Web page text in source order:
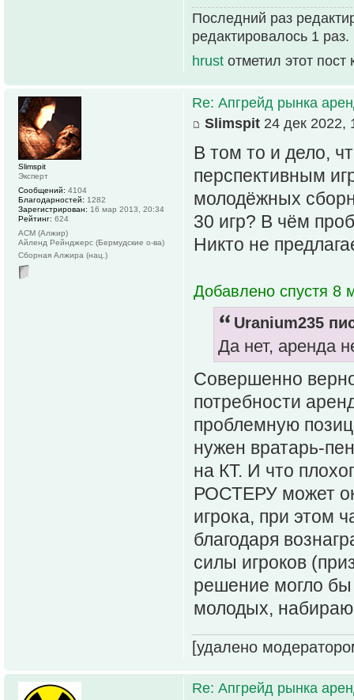
Последний раз
редактировалось 1 раз.
hrust отметил этот
Re: Апгрейд рынка
Slimspit 24 дек 2022,
В том то и дело,
перспективным
молодёжных
30 игр? В чём
Никто не
Добавлено спустя 8
Uranium235
Да нет, аренда
Совершенно
потребности
проблемную
нужен вратарь-
на КТ. И что
РОСТЕРУ может
игрока, при этом
благодаря
силы игроков
решение могло бы
молодых,
[удалено
Slimspit
Эксперт
Сообщений: 4104
Благодарностей: 1282
Зарегистрирован: 16 мар 2013, 20:34
Рейтинг: 624
АСМ (Алжир)
Айленд Рейнджерс (Бермудские о-ва)
Сборная Алжира (нац.)
Re: Апгрейд рынка